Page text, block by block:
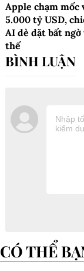
Apple chạm mốc
5.000 tỷ USD,
AI dè dặt bất ngờ
thế
CÓ THỂ